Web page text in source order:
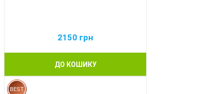
2150 грн
ДО КОШИКУ
BEST